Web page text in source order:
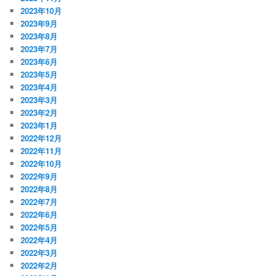
2023年10月
2023年9月
2023年8月
2023年7月
2023年6月
2023年5月
2023年4月
2023年3月
2023年2月
2023年1月
2022年12月
2022年11月
2022年10月
2022年9月
2022年8月
2022年7月
2022年6月
2022年5月
2022年4月
2022年3月
2022年2月